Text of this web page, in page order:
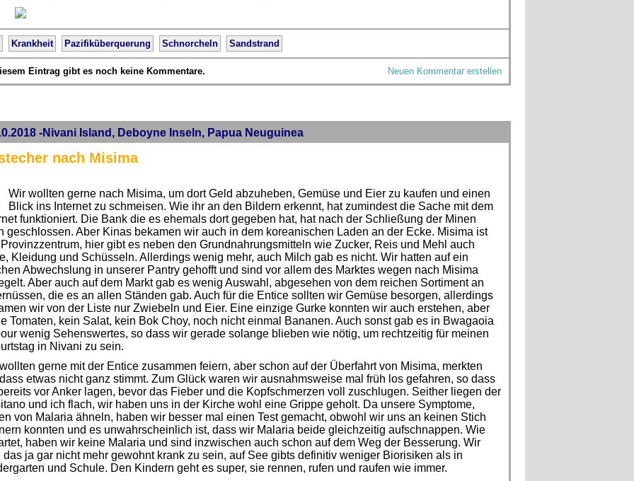
Krankheit Pazifiküberquerung Schnorcheln Sandstrand
Neuen Kommentar erstellen
Eintrag gibt es noch keine Kommentare.
-Nivani Island, Deboyne Inseln, Papua Neuguinea
nach Misima
Wir wollten gerne nach Misima, um dort Geld abzuheben, Gemüse und Eier zu kaufen und einen
Blick ins Internet zu schmeisen. Wie ihr an den Bildern erkennt, hat zumindest die Sache mit dem
funktioniert. Die Bank die es ehemals dort gegeben hat, hat nach der Schließung der Minen
geschlossen. Aber Kinas bekamen wir auch in dem koreanischen Laden an der Ecke. Misima ist
hier gibt es neben den Grundnahrungsmitteln wie Zucker, Reis und Mehl auch
Kleidung und Schüsseln. Allerdings wenig mehr, auch Milch gab es nicht. Wir hatten auf ein
Abwechslung in unserer Pantry gehofft und sind vor allem des Marktes wegen nach Misima
Aber auch auf dem Markt gab es wenig Auswahl, abgesehen von dem reichen Sortiment an
die es an allen Ständen gab. Auch für die Entice sollten wir Gemüse besorgen, allerdings
wir von der Liste nur Zwiebeln und Eier. Eine einzige Gurke konnten wir auch erstehen, aber
Tomaten, kein Salat, kein Bok Choy, noch nicht einmal Bananen. Auch sonst gab es in Bwagaoia
wenig Sehenswertes, so dass wir gerade solange blieben wie nötig, um rechtzeitig für meinen
in Nivani zu sein.
gerne mit der Entice zusammen feiern, aber schon auf der Überfahrt von Misima, merkten
etwas nicht ganz stimmt. Zum Glück waren wir ausnahmsweise mal früh los gefahren, so dass
vor Anker lagen, bevor das Fieber und die Kopfschmerzen voll zuschlugen. Seither liegen der
und ich flach, wir haben uns in der Kirche wohl eine Grippe geholt. Da unsere Symptome,
von Malaria ähneln, haben wir besser mal einen Test gemacht, obwohl wir uns an keinen Stich
konnten und es unwahrscheinlich ist, dass wir Malaria beide gleichzeitig aufschnappen. Wie
haben wir keine Malaria und sind inzwischen auch schon auf dem Weg der Besserung. Wir
das ja gar nicht mehr gewohnt krank zu sein, auf See gibts definitiv weniger Biorisiken als in
und Schule. Den Kindern geht es super, sie rennen, rufen und raufen wie immer.